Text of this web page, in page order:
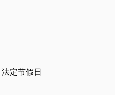
法定节假日